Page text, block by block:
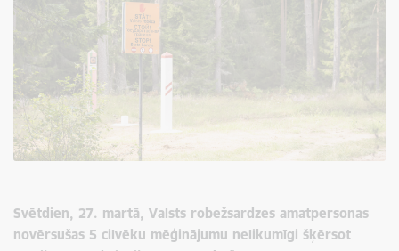
Svētdien, 27. martā, Valsts robežsardzes amatpersonas
novērsušas 5 cilvēku mēģinājumu nelikumīgi šķērsot